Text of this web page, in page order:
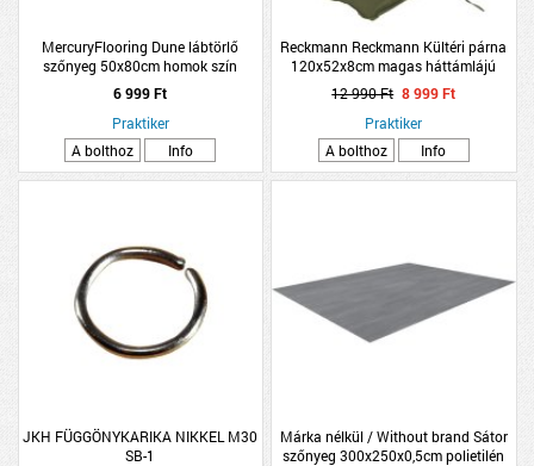
MercuryFlooring Dune lábtörlő
szőnyeg 50x80cm homok szín
mikroszálas
6 999 Ft
Praktiker
A bolthoz
Info
Reckmann Reckmann Kültéri párna
120x52x8cm magas háttámlájú
székhez, zöld
12 990 Ft 8 999 Ft
Praktiker
A bolthoz
Info
JKH FÜGGÖNYKARIKA NIKKEL M30
SB-1
Márka nélkül / Without brand Sátor
szőnyeg 300x250x0,5cm polietilén